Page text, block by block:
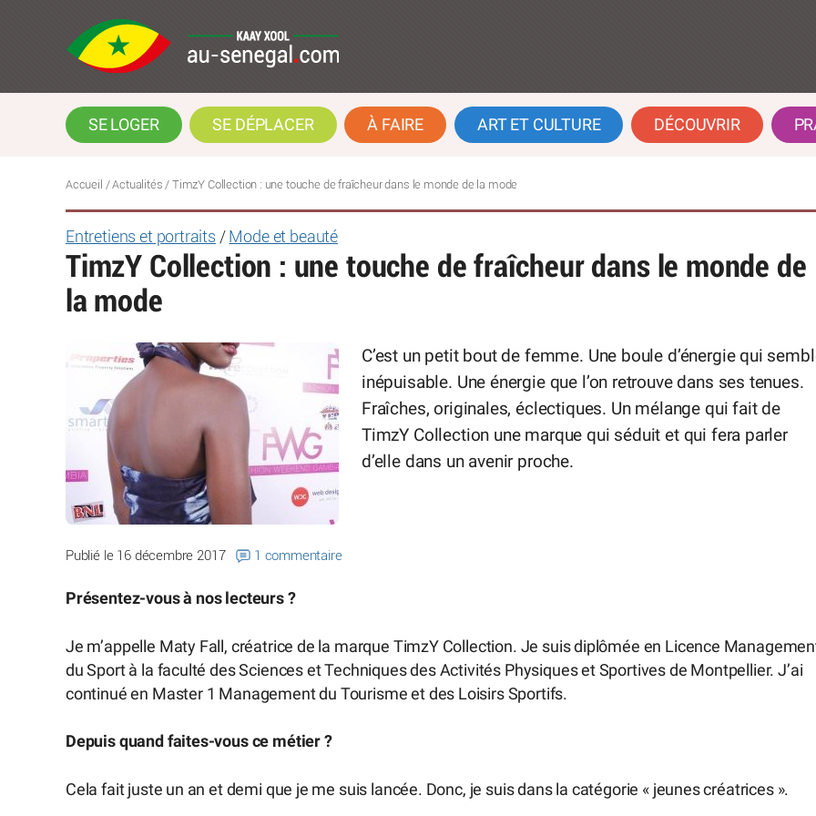
SE LOGER SE DÉPLACER À FAIRE ART ET CULTURE DÉCOUVRIR
Accueil /Actualités / TimzY Collection : une touche de fraîcheur dans le monde de la mode
Entretiens et portraits / Mode et beauté
TimzY Collection : une touche de fraîcheur dans le monde de
la mode
C’est un petit bout de femme. Une boule d’énergie qui
inépuisable. Une énergie que l’on retrouve dans ses tenues.
Fraîches, originales, éclectiques. Un mélange qui fait de
TimzY Collection une marque qui séduit et qui fera parler
d’elle dans un avenir proche.
Publié le 16 décembre 2017 1 commentaire
Présentez-vous à nos lecteurs ?
Je m’appelle Maty Fall, créatrice de la marque TimzY Collection. Je suis diplômée en Licence
du Sport à la faculté des Sciences et Techniques des Activités Physiques et Sportives de Montpellier. J’ai
continué en Master 1 Management du Tourisme et des Loisirs Sportifs.
Depuis quand faites-vous ce métier ?
Cela fait juste un an et demi que je me suis lancée. Donc, je suis dans la catégorie « jeunes créatrices ».